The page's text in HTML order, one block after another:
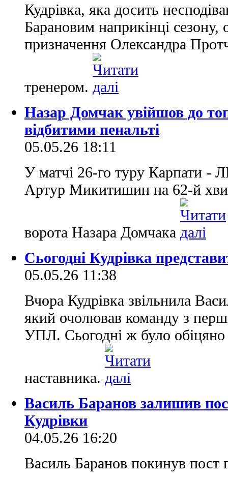
Кудрiвка, яка досить
Барановим наприкінці сезону,
призначення Олександра
тренером.
Назар Домчак увійшов до
відбитими пенальті
05.05.26 18:11
У матчі 26-го туру Карпати -
Артур Микитишин на 62-й
ворота Назара Домчака
Сьогодні Кудрiвка
05.05.26 11:38
Вчора Кудрiвка звільнила
який очолював команду з
УПЛ. Сьогодні ж було обіцяно
наставника.
Василь Баранов залишив
Кудрівки
04.05.26 16:20
Василь Баранов покинув пост